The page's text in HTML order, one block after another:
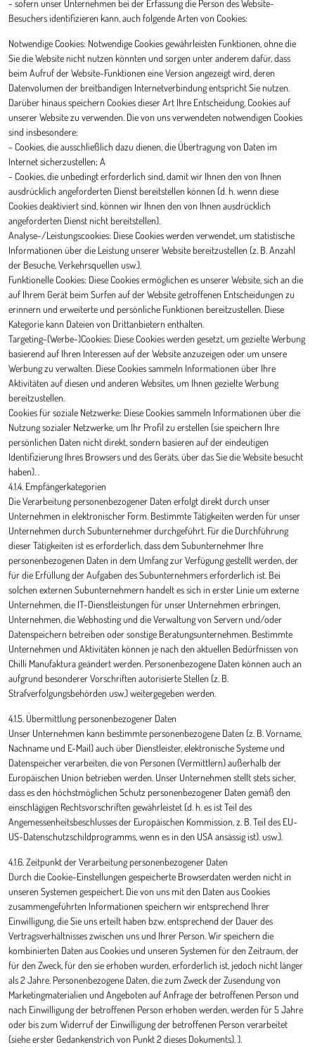
- sofern unser Unternehmen bei der Erfassung die Person des Website-
Besuchers identifizieren kann, auch folgende Arten von Cookies:
Notwendige Cookies: Notwendige Cookies gewährleisten Funktionen, ohne die
Sie die Website nicht nutzen könnten und sorgen unter anderem dafür, dass
beim Aufruf der Website-Funktionen eine Version angezeigt wird, deren
Datenvolumen der breitbandigen Internetverbindung entspricht Sie nutzen.
Darüber hinaus speichern Cookies dieser Art Ihre Entscheidung, Cookies auf
unserer Website zu verwenden. Die von uns verwendeten notwendigen Cookies
sind insbesondere:
- Cookies, die ausschließlich dazu dienen, die Übertragung von Daten im
Internet sicherzustellen; A
- Cookies, die unbedingt erforderlich sind, damit wir Ihnen den von Ihnen
ausdrücklich angeforderten Dienst bereitstellen können (d. h. wenn diese
Cookies deaktiviert sind, können wir Ihnen den von Ihnen ausdrücklich
angeforderten Dienst nicht bereitstellen).
Analyse-/Leistungscookies: Diese Cookies werden verwendet, um statistische
Informationen über die Leistung unserer Website bereitzustellen (z. B. Anzahl
der Besuche, Verkehrsquellen usw.).
Funktionelle Cookies: Diese Cookies ermöglichen es unserer Website, sich an die
auf Ihrem Gerät beim Surfen auf der Website getroffenen Entscheidungen zu
erinnern und erweiterte und persönliche Funktionen bereitzustellen. Diese
Kategorie kann Dateien von Drittanbietern enthalten.
Targeting-(Werbe-)Cookies: Diese Cookies werden gesetzt, um gezielte Werbung
basierend auf Ihren Interessen auf der Website anzuzeigen oder um unsere
Werbung zu verwalten. Diese Cookies sammeln Informationen über Ihre
Aktivitäten auf diesen und anderen Websites, um Ihnen gezielte Werbung
bereitzustellen.
Cookies für soziale Netzwerke: Diese Cookies sammeln Informationen über die
Nutzung sozialer Netzwerke, um Ihr Profil zu erstellen (sie speichern Ihre
persönlichen Daten nicht direkt, sondern basieren auf der eindeutigen
Identifizierung Ihres Browsers und des Geräts, über das Sie die Website besucht
haben). .
4.1.4. Empfängerkategorien
Die Verarbeitung personenbezogener Daten erfolgt direkt durch unser
Unternehmen in elektronischer Form. Bestimmte Tätigkeiten werden für unser
Unternehmen durch Subunternehmer durchgeführt. Für die Durchführung
dieser Tätigkeiten ist es erforderlich, dass dem Subunternehmer Ihre
personenbezogenen Daten in dem Umfang zur Verfügung gestellt werden, der
für die Erfüllung der Aufgaben des Subunternehmers erforderlich ist. Bei
solchen externen Subunternehmern handelt es sich in erster Linie um externe
Unternehmen, die IT-Dienstleistungen für unser Unternehmen erbringen,
Unternehmen, die Webhosting und die Verwaltung von Servern und/oder
Datenspeichern betreiben oder sonstige Beratungsunternehmen. Bestimmte
Unternehmen und Aktivitäten können je nach den aktuellen Bedürfnissen von
Chilli Manufaktura geändert werden. Personenbezogene Daten können auch an
aufgrund besonderer Vorschriften autorisierte Stellen (z. B.
Strafverfolgungsbehörden usw.) weitergegeben werden.
4.1.5. Übermittlung personenbezogener Daten
Unser Unternehmen kann bestimmte personenbezogene Daten (z. B. Vorname,
Nachname und E-Mail) auch über Dienstleister, elektronische Systeme und
Datenspeicher verarbeiten, die von Personen (Vermittlern) außerhalb der
Europäischen Union betrieben werden. Unser Unternehmen stellt stets sicher,
dass es den höchstmöglichen Schutz personenbezogener Daten gemäß den
einschlägigen Rechtsvorschriften gewährleistet (d. h. es ist Teil des
Angemessenheitsbeschlusses der Europäischen Kommission, z. B. Teil des EU-
US-Datenschutzschildprogramms, wenn es in den USA ansässig ist). usw.).
4.1.6. Zeitpunkt der Verarbeitung personenbezogener Daten
Durch die Cookie-Einstellungen gespeicherte Browserdaten werden nicht in
unseren Systemen gespeichert. Die von uns mit den Daten aus Cookies
zusammengeführten Informationen speichern wir entsprechend Ihrer
Einwilligung, die Sie uns erteilt haben bzw. entsprechend der Dauer des
Vertragsverhältnisses zwischen uns und Ihrer Person. Wir speichern die
kombinierten Daten aus Cookies und unseren Systemen für den Zeitraum, der
für den Zweck, für den sie erhoben wurden, erforderlich ist, jedoch nicht länger
als 2 Jahre. Personenbezogene Daten, die zum Zweck der Zusendung von
Marketingmaterialien und Angeboten auf Anfrage der betroffenen Person und
nach Einwilligung der betroffenen Person erhoben werden, werden für 5 Jahre
oder bis zum Widerruf der Einwilligung der betroffenen Person verarbeitet
(siehe erster Gedankenstrich von Punkt 2 dieses Dokuments). ).